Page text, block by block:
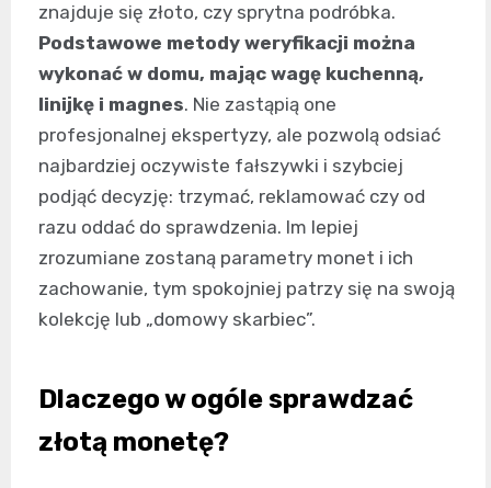
znajduje się złoto, czy sprytna podróbka.
Podstawowe metody weryfikacji można
wykonać w domu, mając wagę kuchenną,
linijkę i magnes. Nie zastąpią one
profesjonalnej ekspertyzy, ale pozwolą odsiać
najbardziej oczywiste fałszywki i szybciej
podjąć decyzję: trzymać, reklamować czy od
razu oddać do sprawdzenia. Im lepiej
zrozumiane zostaną parametry monet i ich
zachowanie, tym spokojniej patrzy się na swoją
kolekcję lub „domowy skarbiec”.
Dlaczego w ogóle sprawdzać
złotą monetę?